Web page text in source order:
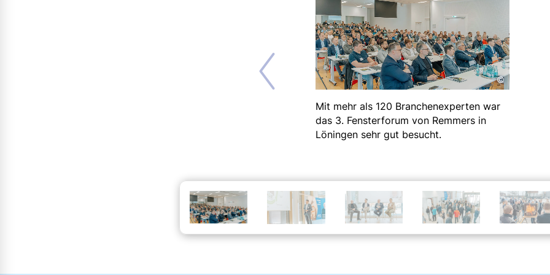
Mit mehr als 120 Branchenexperten war
das 3. Fensterforum von Remmers in
Löningen sehr gut besucht.
©